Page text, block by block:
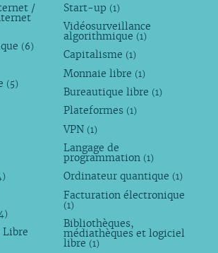
/
(6)
(5)
Start-up (1)
Vidéosurveillance
algorithmique (1)
Capitalisme (1)
Monnaie libre (1)
Bureautique libre (1)
Plateformes (1)
VPN (1)
Langage de
programmation (1)
Ordinateur quantique (1)
Facturation électronique
(1)
Bibliothèques,
médiathèques et logiciel
libre (1)